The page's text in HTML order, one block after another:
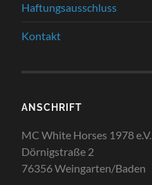
Haftungsausschluss
Kontakt
ANSCHRIFT
MC White Horses 1978 e.V.
Dörnigstraße 2
76356 Weingarten/Baden